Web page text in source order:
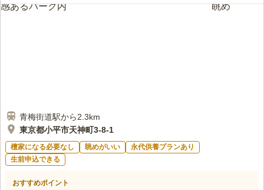
ます
青梅街道駅から2.3km
東京都小平市天神町3-8-1
檀家になる必要なし 眺めがいい
永代供養プランあり
生前申込できる
おすすめポイント